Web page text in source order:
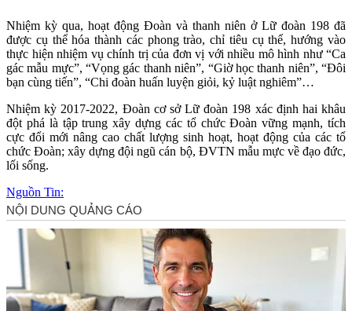
Nhiệm kỳ qua, hoạt động Đoàn và thanh niên ở Lữ đoàn 198 đã
được cụ thể hóa thành các phong trào, chỉ tiêu cụ thể, hướng vào
thực hiện nhiệm vụ chính trị của đơn vị với nhiều mô hình như “Ca
gác mẫu mực”, “Vọng gác thanh niên”, “Giờ học thanh niên”, “Đôi
bạn cùng tiến”, “Chi đoàn huấn luyện giỏi, kỷ luật nghiêm”…
Nhiệm kỳ 2017-2022, Đoàn cơ sở Lữ đoàn 198 xác định hai khâu
đột phá là tập trung xây dựng các tổ chức Đoàn vững mạnh, tích
cực đổi mới nâng cao chất lượng sinh hoạt, hoạt động của các tổ
chức Đoàn; xây dựng đội ngũ cán bộ, ĐVTN mẫu mực về đạo đức,
lối sống.
Nguồn Tin: